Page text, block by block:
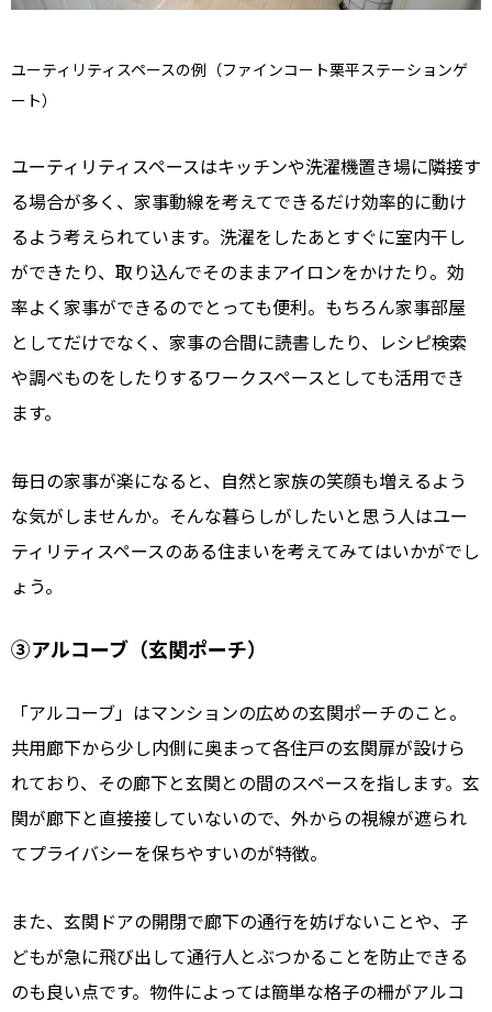
ユーティリティスペースの例（ファインコート栗平ステーションゲ
ート）
ユーティリティスペースはキッチンや洗濯機置き場に隣接す
る場合が多く、家事動線を考えてできるだけ効率的に動け
るよう考えられています。洗濯をしたあとすぐに室内干し
ができたり、取り込んでそのままアイロンをかけたり。効
率よく家事ができるのでとっても便利。もちろん家事部屋
としてだけでなく、家事の合間に読書したり、レシピ検索
や調べものをしたりするワークスペースとしても活用でき
ます。
毎日の家事が楽になると、自然と家族の笑顔も増えるよう
な気がしませんか。そんな暮らしがしたいと思う人はユー
ティリティスペースのある住まいを考えてみてはいかがでし
ょう。
③アルコーブ（玄関ポーチ）
「アルコーブ」はマンションの広めの玄関ポーチのこと。
共用廊下から少し内側に奥まって各住戸の玄関扉が設けら
れており、その廊下と玄関との間のスペースを指します。玄
関が廊下と直接接していないので、外からの視線が遮られ
てプライバシーを保ちやすいのが特徴。
また、玄関ドアの開閉で廊下の通行を妨げないことや、子
どもが急に飛び出して通行人とぶつかることを防止できる
のも良い点です。物件によっては簡単な格子の柵がアルコ